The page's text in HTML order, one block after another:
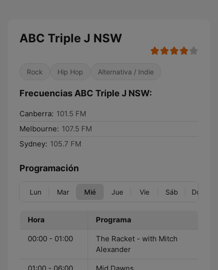
ABC Triple J NSW
Rock Hip Hop Alternativa / Indie
Frecuencias ABC Triple J NSW:
Canberra: 101.5 FM
Melbourne: 107.5 FM
Sydney: 105.7 FM
Programación
Lun Mar Mié Jue Vie Sáb Dom
Hora Programa
00:00 - 01:00
The Racket - with Mitch
Alexander